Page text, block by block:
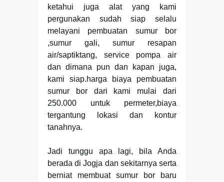
ketahui juga alat yang kami
pergunakan sudah siap selalu
melayani pembuatan sumur bor
,sumur gali, sumur resapan
air/saptiktang, service pompa air
dan dimana pun dan kapan juga,
kami siap.harga biaya pembuatan
sumur bor dari kami mulai dari
250.000 untuk permeter,biaya
tergantung lokasi dan kontur
tanahnya.
Jadi tunggu apa lagi, bila Anda
berada di Jogja dan sekitarnya serta
berniat membuat sumur bor baru